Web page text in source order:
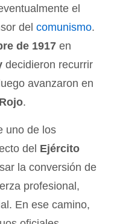
el
del comunismo.
de 1917 en
decidieron recurrir
avanzaron en
.
uno de los
del Ejército
la conversión de
profesional,
En ese camino,